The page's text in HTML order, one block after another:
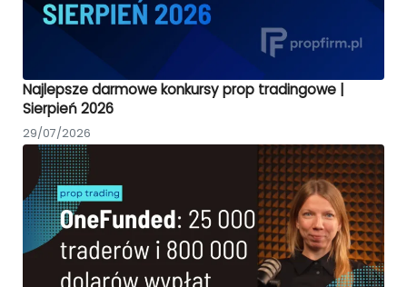
Najlepsze darmowe konkursy prop tradingowe |
Sierpień 2026
29/07/2026